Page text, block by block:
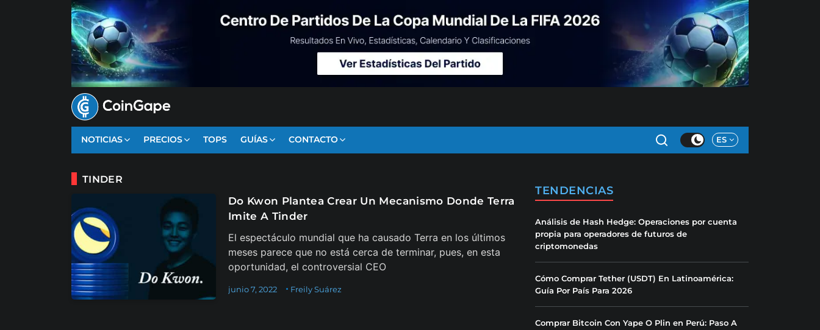
NOTICIAS PRECIOS TOPS GUÍAS CONTACTO ES
TINDER
Do Kwon Plantea Crear Un Mecanismo Donde Terra
Imite A Tinder
El espectáculo mundial que ha causado Terra en los últimos
meses parece que no está cerca de terminar, pues, en esta
oportunidad, el controversial CEO
Freily Suárez
junio 7, 2022
TENDENCIAS
Análisis de Hash Hedge: Operaciones por cuenta
propia para operadores de futuros de
criptomonedas
Cómo Comprar Tether (USDT) En Latinoamérica:
Guía Por País Para 2026
Comprar Bitcoin Con Yape O Plin en Perú: Paso A